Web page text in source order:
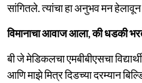
सांगितले. त्यांचा हा अनुभव मन
विमानाचा आवाज आला, की धडकी
बी जे मेडिकलचा एमबीबीएसचा
आणि माझे मित्र दिडच्या दरम्यान